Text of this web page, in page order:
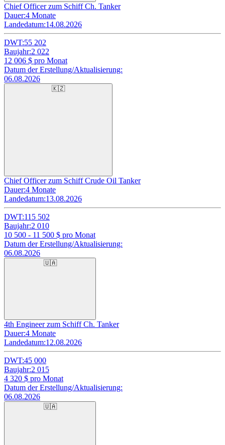
Chief Officer zum Schiff Ch. Tanker
Dauer:4 Monate
Landedatum:14.08.2026
DWT:55 202
Baujahr:2 022
12 006 $ pro Monat
Datum der Erstellung/Aktualisierung:
06.08.2026
🇰🇿
Chief Officer zum Schiff Crude Oil Tanker
Dauer:4 Monate
Landedatum:13.08.2026
DWT:115 502
Baujahr:2 010
10 500 - 11 500 $ pro Monat
Datum der Erstellung/Aktualisierung:
06.08.2026
🇺🇦
4th Engineer zum Schiff Ch. Tanker
Dauer:4 Monate
Landedatum:12.08.2026
DWT:45 000
Baujahr:2 015
4 320 $ pro Monat
Datum der Erstellung/Aktualisierung:
06.08.2026
🇺🇦